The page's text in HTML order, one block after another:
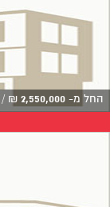
החל מ- 2,550,000
₪
/